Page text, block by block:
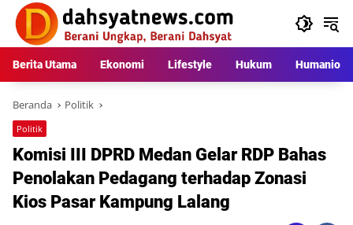
Langsung
konten
Berita Utama Ekonomi Lifestyle Hukum Humaniora
Beranda Politik
Politik
Komisi III DPRD Medan Gelar RDP Bahas
Penolakan Pedagang terhadap Zonasi
Kios Pasar Kampung Lalang